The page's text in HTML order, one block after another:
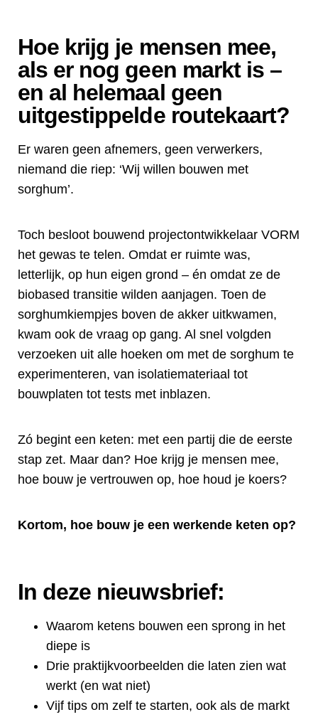
Hoe krijg je mensen mee,
als er nog geen markt is –
en al helemaal geen
uitgestippelde routekaart?
Er waren geen afnemers, geen verwerkers,
niemand die riep: ‘Wij willen bouwen met
sorghum’.
Toch besloot bouwend projectontwikkelaar VORM
het gewas te telen. Omdat er ruimte was,
letterlijk, op hun eigen grond – én omdat ze de
biobased transitie wilden aanjagen. Toen de
sorghumkiempjes boven de akker uitkwamen,
kwam ook de vraag op gang. Al snel volgden
verzoeken uit alle hoeken om met de sorghum te
experimenteren, van isolatiemateriaal tot
bouwplaten tot tests met inblazen.
Zó begint een keten: met een partij die de eerste
stap zet. Maar dan? Hoe krijg je mensen mee,
hoe bouw je vertrouwen op, hoe houd je koers?
Kortom, hoe bouw je een werkende keten op?
In deze nieuwsbrief:
Waarom ketens bouwen een sprong in het
diepe is
Drie praktijkvoorbeelden die laten zien wat
werkt (en wat niet)
Vijf tips om zelf te starten, ook als de markt